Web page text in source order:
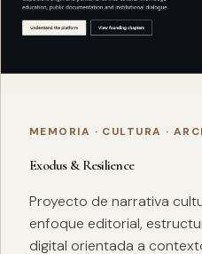
MEMORIA · CULTURA ·
Exodus & Resilience
Proyecto de narrativa
enfoque editorial,
digital orientada a